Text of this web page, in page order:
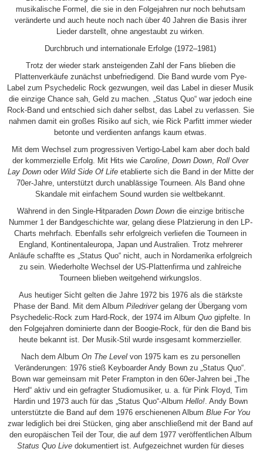
musikalische Formel, die sie in den Folgejahren nur noch behutsam
veränderte und auch heute noch nach über 40 Jahren die Basis ihrer
Lieder darstellt, ohne angestaubt zu wirken.
Durchbruch und internationale Erfolge (1972–1981)
Trotz der wieder stark ansteigenden Zahl der Fans blieben die
Plattenverkäufe zunächst unbefriedigend. Die Band wurde vom Pye-
Label zum Psychedelic Rock gezwungen, weil das Label in dieser Musik
die einzige Chance sah, Geld zu machen. „Status Quo“ war jedoch eine
Rock-Band und entschied sich daher selbst, das Label zu verlassen. Sie
nahmen damit ein großes Risiko auf sich, wie Rick Parfitt immer wieder
betonte und verdienten anfangs kaum etwas.
Mit dem Wechsel zum progressiven Vertigo-Label kam aber doch bald
der kommerzielle Erfolg. Mit Hits wieCaroline,Down Down,Roll Over
Lay Downoder Wild Side Of Lifeetablierte sich die Band in der Mitte der
70er-Jahre, unterstützt durch unablässige Tourneen. Als Band ohne
Skandale mit einfachem Sound wurden sie weltbekannt.
Während in den Single-Hitparaden Down Downdie einzige britische
Nummer 1 der Bandgeschichte war, gelang diese Platzierung in den LP-
Charts mehrfach. Ebenfalls sehr erfolgreich verliefen die Tourneen in
England, Kontinentaleuropa, Japan und Australien. Trotz mehrerer
Anläufe schaffte es „Status Quo“ nicht, auch in Nordamerika erfolgreich
zu sein. Wiederholte Wechsel der US-Plattenfirma und zahlreiche
Tourneen blieben weitgehend wirkungslos.
Aus heutiger Sicht gelten die Jahre 1972 bis 1976 als die stärkste
Phase der Band. Mit dem AlbumPiledrivergelang der Übergang vom
Psychedelic-Rock zum Hard-Rock, der 1974 im AlbumQuo gipfelte. In
den Folgejahren dominierte dann der Boogie-Rock, für den die Band bis
heute bekannt ist. Der Musik-Stil wurde insgesamt kommerzieller.
Nach dem Album On The Levelvon 1975 kam es zu personellen
Veränderungen: 1976 stieß Keyboarder Andy Bown zu „Status Quo“.
Bown war gemeinsam mit Peter Frampton in den 60er-Jahren bei „The
Herd“ aktiv und ein gefragter Studiomusiker, u. a. für Pink Floyd, Tim
Hardin und 1973 auch für das „Status Quo“-Album Hello!. Andy Bown
unterstützte die Band auf dem 1976 erschienenen Album Blue For You
zwar lediglich bei drei Stücken, ging aber anschließend mit der Band auf
den europäischen Teil der Tour, die auf dem 1977 veröffentlichen Album
Status Quo Livedokumentiert ist. Aufgezeichnet wurden für dieses